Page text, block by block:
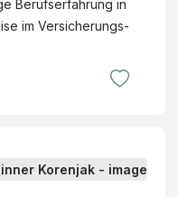
Berufserfahrung in
im Versicherungs-